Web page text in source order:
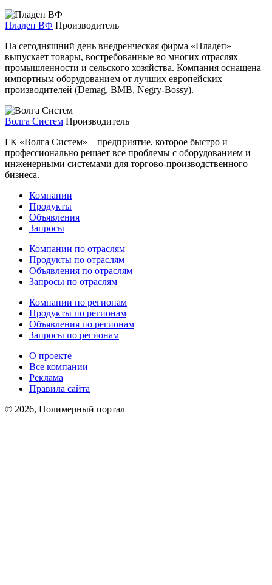
Пладеп ВФ Производитель
На сегодняшний день внедренческая фирма «Пладеп»
выпускает товары, востребованные во многих отраслях
промышленности и сельского хозяйства. Компания оснащена
импортным оборудованием от лучших европейских
производителей (Demag, BMB, Negry-Bossy).
Волга Систем Производитель
ГК «Волга Систем» – предприятие, которое быстро и
профессионально решает все проблемы с оборудованием и
инженерными системами для торгово-производственного
бизнеса.
Компании
Продукты
Объявления
Запросы
Компании по отраслям
Продукты по отраслям
Объявления по отраслям
Запросы по отраслям
Компании по регионам
Продукты по регионам
Объявления по регионам
Запросы по регионам
О проекте
Все компании
Реклама
Правила сайта
© 2026, Полимерный портал